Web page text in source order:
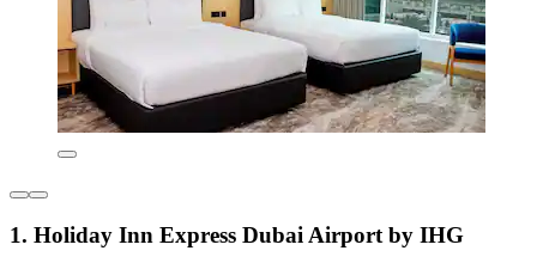
1. Holiday Inn Express Dubai Airport by IHG